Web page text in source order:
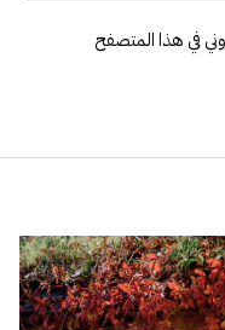
في هذا المتصفح